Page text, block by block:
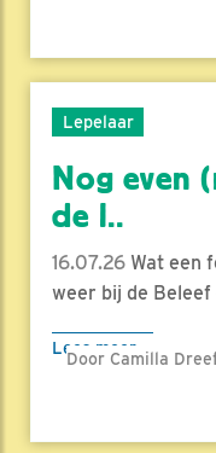
Lepelaar
Nog even
de l..
16.07.26 Wat een
weer bij de
Lees meer
Door Camilla